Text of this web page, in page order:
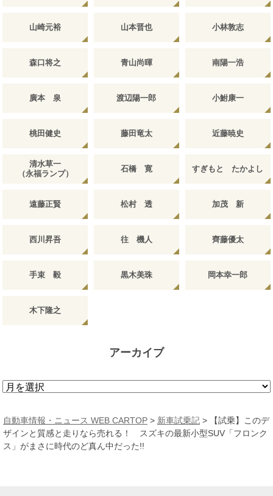
山崎元裕 山本晋也 小林敦志
森口将之 青山尚暉 南陽一浩
廣本 泉 渡辺陽一郎 小鮒康一
桃田健史 藤田竜太 近藤暁史
清水草一
（永福ランプ）
石橋 寛 すぎもと たかよし
遠藤正賢 松村 透 加茂 新
西川昇吾 往 機人 齊藤優太
手束 毅 黒木美珠 岡本幸一郎
木下隆之
アーカイブ
ア
カ
イ
ブ
自動車情報・ニュース WEB CARTOP > 新車試乗記 >
【試乗】このデ
ザインと質感と走りなら売れる！ スズキの最新小型SUV「フロンク
ス」がまさに時代のど真ん中だった!!